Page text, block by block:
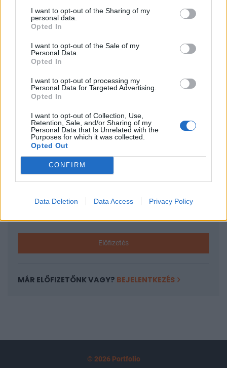
I want to opt-out of the Sharing of my
personal data.
Opted In
I want to opt-out of the Sale of my
Personal Data.
Opted In
I want to opt-out of processing my
Personal Data for Targeted Advertising.
Opted In
I want to opt-out of Collection, Use,
Retention, Sale, and/or Sharing of my
Personal Data that Is Unrelated with the
Purposes for which it was collected.
Opted Out
CONFIRM
Data Deletion Data Access Privacy Policy
Hasonló témákról is szó esik a Portfolio.hu május 17-ei
Hitelezés Magyarországon 2012 címu konferenciáján.
mindössze 523 milliárd dollárnyi kötvényt bocsátottak ki a
világ bankjai, ami az év azonos időszakát tekintve a
mint az egy évvel korábbi adat - derült...
KEDVES OLVASÓNK!
A keresett cikk a portfolio.hu hírarchívumához
tartozik, melynek olvasása előfizetéses
regisztrációhoz kötött.
Az előfizetés a következőket tartalmazza:
Kötéslisták: BÉT elmúlt 2 év napon belüli
Előfizetés
MÁR ELŐFIZETŐNK VAGY? BEJELENTKEZÉS
© 2026 Portfolio